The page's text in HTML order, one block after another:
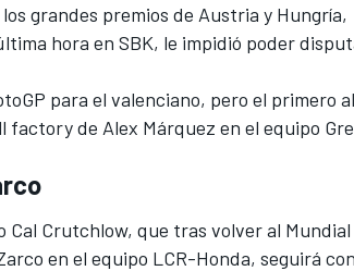
grandes premios de Austria y Hungría,
hora en SBK, le impidió poder
para el valenciano, pero el primero al
factory de Alex Márquez en el equipo
Cal Crutchlow, que tras volver al Mundial
en el equipo LCR-Honda, seguirá